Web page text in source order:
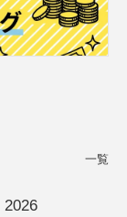
一覧